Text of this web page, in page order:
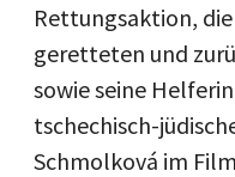
Rettungsaktion,
geretteten und
sowie seine
tschechisch-
Schmolková im